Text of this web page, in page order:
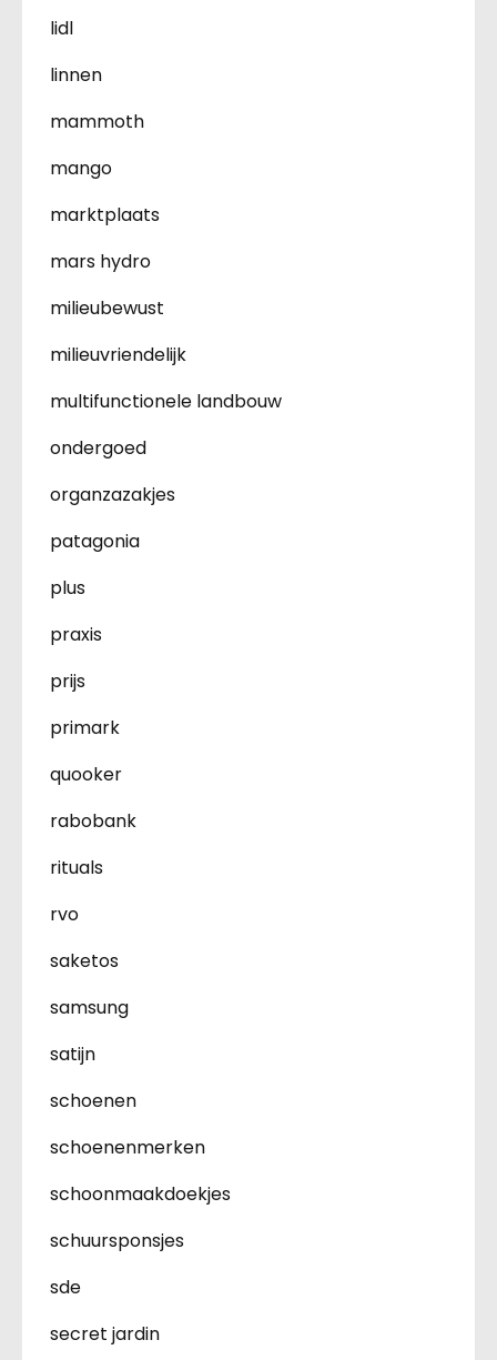
lidl
linnen
mammoth
mango
marktplaats
mars hydro
milieubewust
milieuvriendelijk
multifunctionele landbouw
ondergoed
organzazakjes
patagonia
plus
praxis
prijs
primark
quooker
rabobank
rituals
rvo
saketos
samsung
satijn
schoenen
schoenenmerken
schoonmaakdoekjes
schuursponsjes
sde
secret jardin